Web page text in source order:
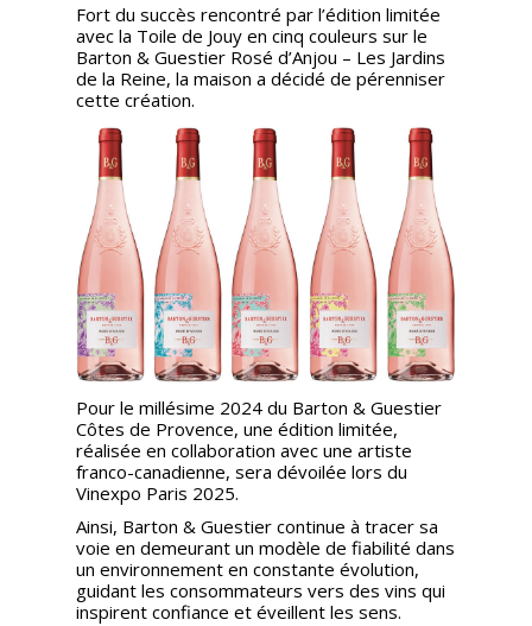
Fort du succès rencontré par l’édition limitée
avec la Toile de Jouy en cinq couleurs sur le
Barton & Guestier Rosé d’Anjou – Les Jardins
de la Reine, la maison a décidé de pérenniser
cette création.
Pour le millésime 2024 du Barton & Guestier
Côtes de Provence, une édition limitée,
réalisée en collaboration avec une artiste
franco-canadienne, sera dévoilée lors du
Vinexpo Paris 2025.
Ainsi, Barton & Guestier continue à tracer sa
voie en demeurant un modèle de fiabilité dans
un environnement en constante évolution,
guidant les consommateurs vers des vins qui
inspirent confiance et éveillent les sens.